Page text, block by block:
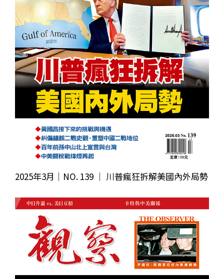
2025年3月｜NO. 139 │ 川普瘋狂拆解美國內外局勢